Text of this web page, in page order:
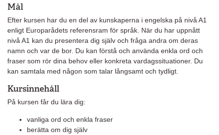
Mål
Efter kursen har du en del av kunskaperna i engelska på nivå A1
enligt Europarådets referensram för språk. När du har uppnått
nivå A1 kan du presentera dig själv och fråga andra om deras
namn och var de bor. Du kan förstå och använda enkla ord och
fraser som rör dina behov eller konkreta vardagssituationer. Du
kan samtala med någon som talar långsamt och tydligt.
Kursinnehåll
På kursen får du lära dig:
vanliga ord och enkla fraser
berätta om dig själv